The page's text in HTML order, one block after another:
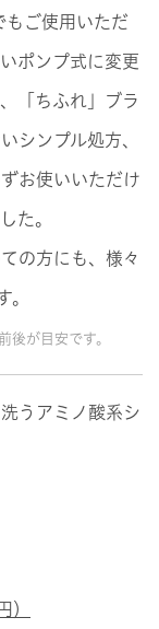
もご使用いただ
ポンプ式に変更
「ちふれ」ブラ
シンプル処方、
お使いいただけ
た。
の方にも、様々
が目安です。
うアミノ酸系シ